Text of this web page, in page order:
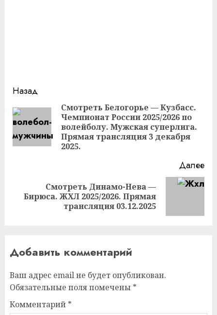
Продолжить
чтение
Назад
Смотреть Белогорье — Кузбасс.
Чемпионат России 2025/2026 по
волейболу. Мужская суперлига.
Прямая трансляция 3 декабря
2025.
Далее
Следующая
Смотреть Динамо-Нева —
Бирюса. ЖХЛ 2025/2026. Прямая
трансляция 03.12.2025
Добавить комментарий
Ваш адрес email не будет опубликован.
Обязательные поля помечены *
Комментарий *